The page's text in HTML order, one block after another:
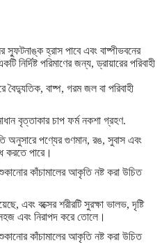
স্ফুটনাঙ্ক হ্রাস পাবে এবং বাষ্পীভবনের
নির্দিষ্ট পরিমাণের জন্য, ড্রায়ারের পরিবাহী
বৈদ্যুতিক, বাষ্প, গরম জল বা পরিবাহী
বৃত্তাকার চাপ ফর্ম নকশা গ্রহণ.
অনুসারে পণ্যের গুণমান, রঙ, সুবাস এবং
করতে পারে।
কাঁচামালের আকৃতি নষ্ট করা উচিত
এবং বক্সের শরীরটি সুরক্ষা ভালভ, দৃষ্টি
এবং নিরাপদ করে তোলে।
কাঁচামালের আকৃতি নষ্ট করা উচিত